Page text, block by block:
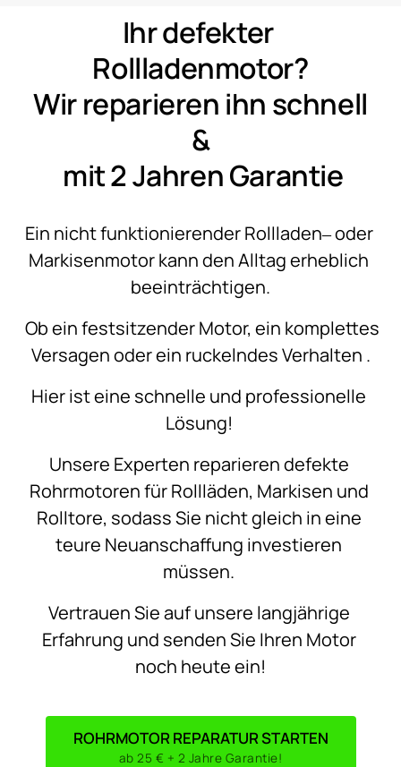
Ihr
defekter
Rollladenmotor?
Wir reparieren ihn
&
mit 2 Jahren Garantie
Ein nicht funktionierender Rollladen‒
oder
Markisenmotor kann den Alltag
beeinträchtigen.
Ob ein festsitzender Motor, ein
Versagen oder ein ruckelndes Verhalten .
Hier ist eine schnelle und
Lösung!
Unsere Experten reparieren
Rohrmotoren für Rollläden, Markisen
Rolltore, sodass Sie nicht gleich in
teure Neuanschaffung
müssen.
Vertrauen Sie auf unsere
Erfahrung und senden Sie Ihren
Motor
noch heute ein!
ROHRMOTOR REPARATUR STARTEN
ab 25 € + 2 Jahre Garantie!